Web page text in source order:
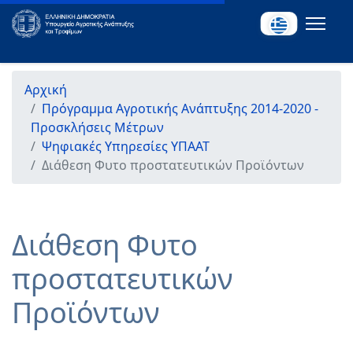
Αρχική
Πρόγραμμα Αγροτικής Ανάπτυξης 2014-2020 -
Προσκλήσεις Μέτρων
Ψηφιακές Υπηρεσίες ΥΠΑΑΤ
Διάθεση Φυτο προστατευτικών Προϊόντων
Διάθεση Φυτο
προστατευτικών
Προϊόντων